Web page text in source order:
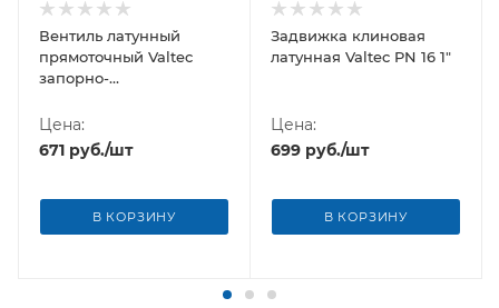
Вентиль латунный
прямоточный Valtec
запорно-
Цена:
671 руб./шт
В КОРЗИНУ
Задвижка клиновая
латунная Valtec PN 16 1"
Цена:
699 руб./шт
В КОРЗИНУ